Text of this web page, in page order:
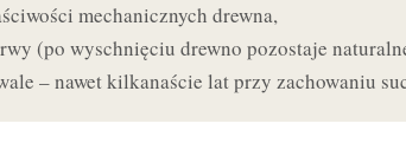
mechanicznych drewna,
(po wyschnięciu drewno pozostaje
– nawet kilkanaście lat przy zachowaniu